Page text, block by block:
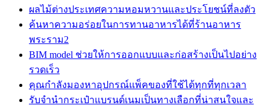
ผลไม้ต่างประเทศความหอมหวานและประโยชน์ที่ลงตัว
ค้นหาความอร่อยในการทานอาหารได้ที่ร้านอาหาร
พระราม2
BIM model ช่วยให้การออกแบบและก่อสร้างเป็นไปอย่าง
รวดเร็ว
คุณกำลังมองหาอุปกรณ์แพ็คของที่ใช้ได้ทุกที่ทุกเวลา
รับจำนำกระเป๋าแบรนด์เนมเป็นทางเลือกที่น่าสนใจและ